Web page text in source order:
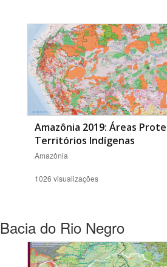
Amazônia 2019: Áreas
Territórios Indígenas
Amazônia
1026 visualizações
Bacia do Rio Negro